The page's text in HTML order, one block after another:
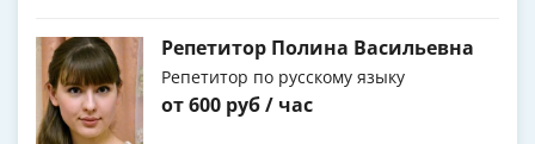
Репетитор Полина Васильевна
Репетитор по русскому языку
от 600 руб / час